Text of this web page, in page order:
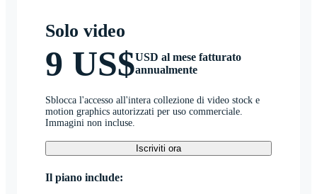
Solo video
9 US$USD al mese fatturato
annualmente
Sblocca l'accesso all'intera collezione di video stock e
motion graphics autorizzati per uso commerciale.
Immagini non incluse.
Iscriviti ora
Il piano include: